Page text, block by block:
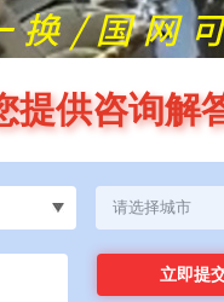
供咨询解